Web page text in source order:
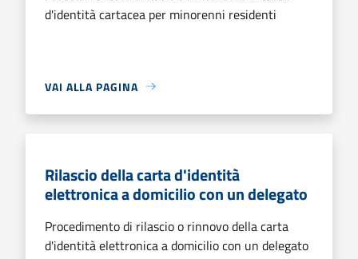
d'identità cartacea per minorenni residenti
VAI ALLA PAGINA
Rilascio della carta d'identità
elettronica a domicilio con un delegato
Procedimento di rilascio o rinnovo della carta
d'identità elettronica a domicilio con un delegato